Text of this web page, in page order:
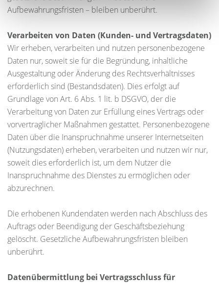
Aufbewahrungsfristen – bleiben unberührt.
Verarbeiten von Daten (Kunden- und Vertragsdaten)
Wir erheben, verarbeiten und nutzen personenbezogene
Daten nur, soweit sie für die Begründung, inhaltliche
Ausgestaltung oder Änderung des Rechtsverhältnisses
erforderlich sind (Bestandsdaten). Dies erfolgt auf
Grundlage von Art. 6 Abs. 1 lit. b DSGVO, der die
Verarbeitung von Daten zur Erfüllung eines Vertrags oder
vorvertraglicher Maßnahmen gestattet. Personenbezogene
Daten über die Inanspruchnahme unserer Internetseiten
(Nutzungsdaten) erheben, verarbeiten und nutzen wir nur,
soweit dies erforderlich ist, um dem Nutzer die
Inanspruchnahme des Dienstes zu ermöglichen oder
abzurechnen.
Die erhobenen Kundendaten werden nach Abschluss des
Auftrags oder Beendigung der Geschäftsbeziehung
gelöscht. Gesetzliche Aufbewahrungsfristen bleiben
unberührt.
Datenübermittlung bei Vertragsschluss für